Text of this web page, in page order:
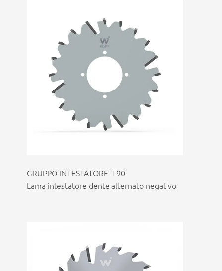
GRUPPO INTESTATORE IT90
Lama intestatore dente alternato negativo